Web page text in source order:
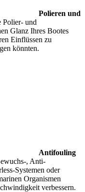
Polieren und
Polier- und
Glanz Ihres Bootes
Einflüssen zu
könnten.
Antifouling
, Anti-
Systemen oder
Organismen
verbessern.